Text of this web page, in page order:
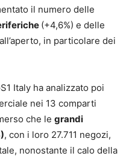
il numero delle
(+4,6%) e delle
in particolare dei
Italy ha analizzato poi
nei 13 comparti
che le grandi
, con i loro 27.711 negozi,
nonostante il calo della